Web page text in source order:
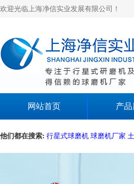
欢迎光临上海净信实业发展有限公司！
网站首页 产
他们都在搜索: 行星式球磨机 球磨机厂家